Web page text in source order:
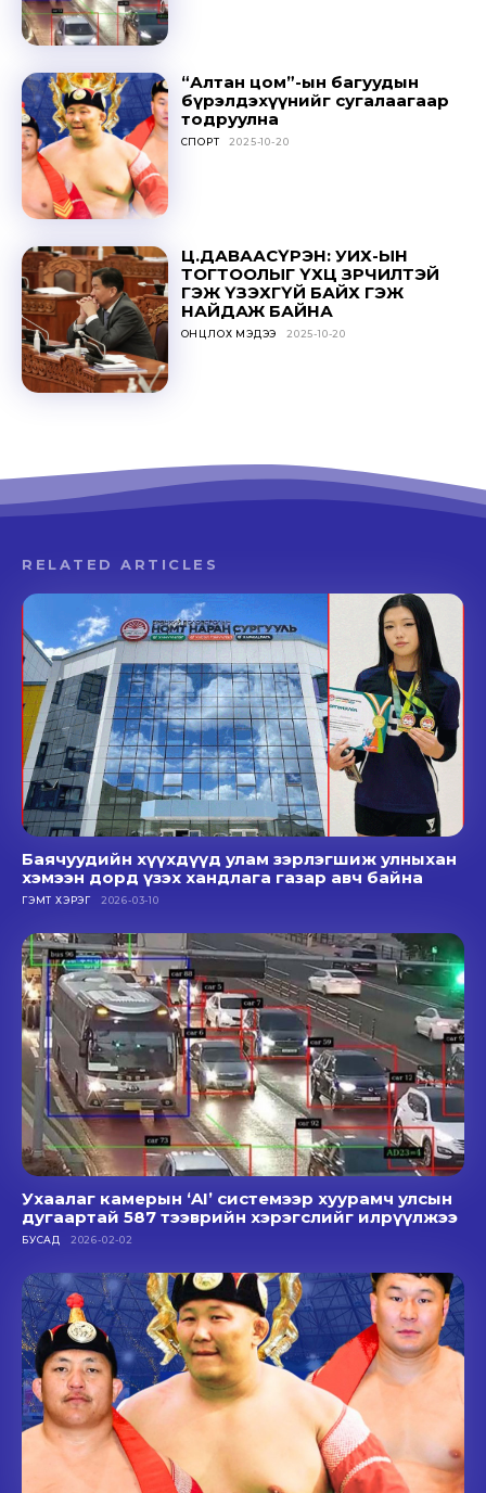
“Алтан цом”-ын багуудын
бүрэлдэхүүнийг сугалаагаар
тодруулна
СПОРТ 2025-10-20
Ц.ДАВААСҮРЭН: УИХ-ЫН
ТОГТООЛЫГ ҮХЦ ЗӨРЧИЛТЭЙ
ГЭЖ ҮЗЭХГҮЙ БАЙХ ГЭЖ
НАЙДАЖ БАЙНА
ОНЦЛОХ МЭДЭЭ 2025-10-20
RELATED ARTICLES
Баячуудийн хүүхдүүд улам зэрлэгшиж улныхан
хэмээн дорд үзэх хандлага газар авч байна
ГЭМТ ХЭРЭГ 2026-03-10
Ухаалаг камерын ‘AI’ системээр хуурамч улсын
дугаартай 587 тээврийн хэрэгслийг илрүүлжээ
БУСАД 2026-02-02